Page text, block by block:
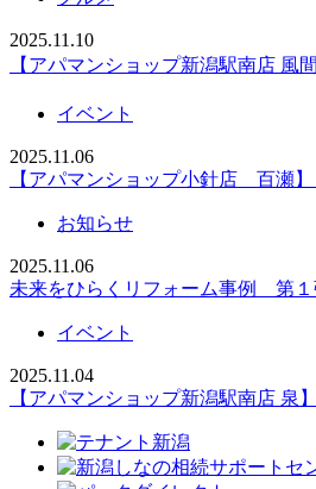
2025.11.10
【アパマンショップ新潟駅南店 風
イベント
2025.11.06
【アパマンショップ小針店 百瀬
お知らせ
2025.11.06
未来をひらくリフォーム事例 第
イベント
2025.11.04
【アパマンショップ新潟駅南店 泉